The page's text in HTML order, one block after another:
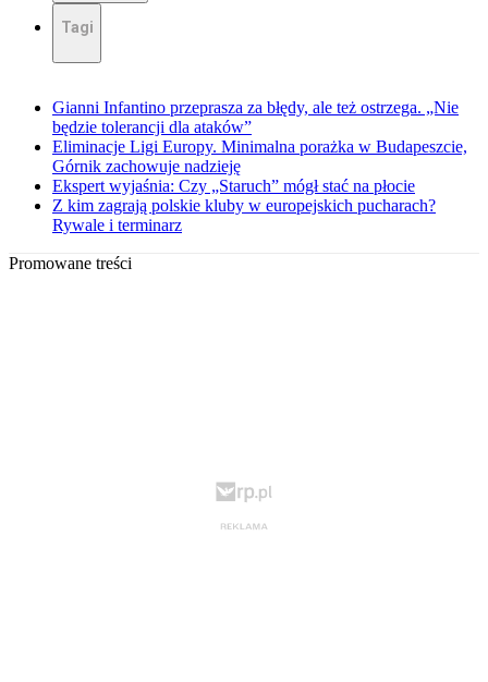
Tagi
Gianni Infantino przeprasza za błędy, ale też ostrzega. „Nie
będzie tolerancji dla ataków”
Eliminacje Ligi Europy. Minimalna porażka w Budapeszcie,
Górnik zachowuje nadzieję
Ekspert wyjaśnia: Czy „Staruch” mógł stać na płocie
Z kim zagrają polskie kluby w europejskich pucharach?
Rywale i terminarz
Promowane treści